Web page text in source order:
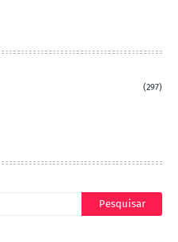
(297)